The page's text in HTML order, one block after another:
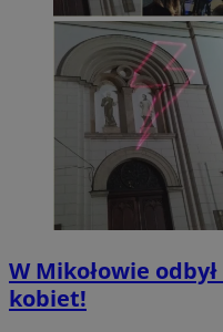
W Mikołowie
kobiet!